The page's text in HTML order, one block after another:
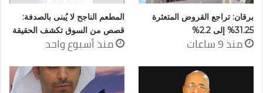
برقان: تراجع القروض المتعثرة
31.25% إلى 2.2%
منذ 9 ساعات
المطعم الناجح لا يُبنى بالصدفة:
قصص من السوق تكشف الحقيقة
منذ أسبوع واحد